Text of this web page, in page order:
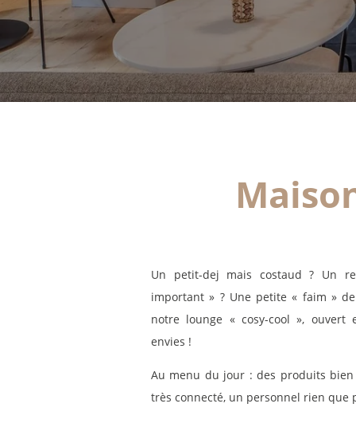
Un petit-dej mais costaud ? Un
important » ? Une petite « faim »
notre lounge « cosy-cool »,
envies !
Au menu du jour : des produits
très connecté, un personnel rien que